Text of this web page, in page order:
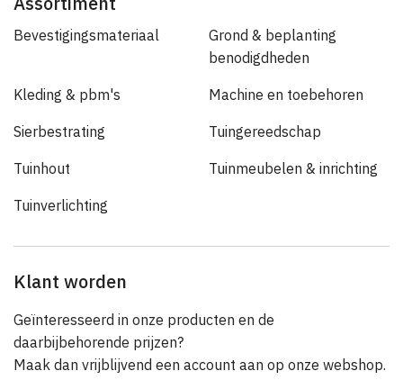
Bevestigingsmateriaal
Grond & beplanting
benodigdheden
Kleding & pbm's Machine en toebehoren
Sierbestrating Tuingereedschap
Tuinhout Tuinmeubelen & inrichting
Tuinverlichting
Klant worden
Geïnteresseerd in onze producten en de
daarbijbehorende prijzen?
Maak dan vrijblijvend een account aan op onze webshop.